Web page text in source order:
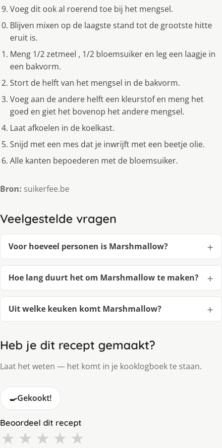
Voeg dit ook al roerend toe bij het mengsel.
Blijven mixen op de laagste stand tot de grootste hitte
eruit is.
Meng 1/2 zetmeel , 1/2 bloemsuiker en leg een laagje in
een bakvorm.
Stort de helft van het mengsel in de bakvorm.
Voeg aan de andere helft een kleurstof en meng het
goed en giet het bovenop het andere mengsel.
Laat afkoelen in de koelkast.
Snijd met een mes dat je inwrijft met een beetje olie.
Alle kanten bepoederen met de bloemsuiker.
Bron: suikerfee.be
Veelgestelde vragen
Voor hoeveel personen is Marshmallow?
Hoe lang duurt het om Marshmallow te maken?
Uit welke keuken komt Marshmallow?
Heb je dit recept gemaakt?
Laat het weten — het komt in je kooklogboek te staan.
🍳Gekookt!
Beoordeel dit recept
★ ★ ★ ★ ★